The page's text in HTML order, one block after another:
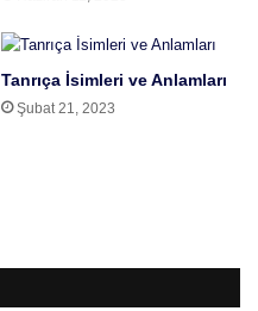
Tanrıça İsimleri ve Anlamları
Şubat 21, 2023